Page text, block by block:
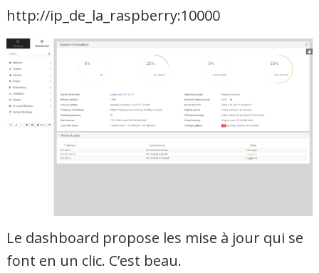
http://ip_de_la_raspberry:10000
Le dashboard propose les mise à jour qui se
font en un clic. C’est beau.